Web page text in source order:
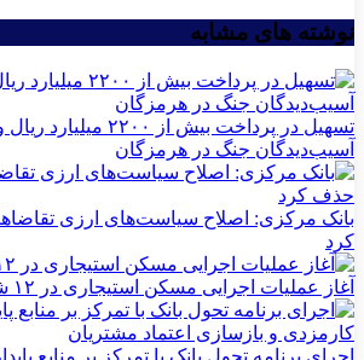
نوشته های مشابه
تسهیل در پرداخت بیش از
آسیب‌دیدگان جنگ در هرمزگان
بانک مرکزی: اصلاح سیاست‌های ارزی
کرد
آغاز عملیات اجرایی مسکن استیجاری در ۱۲ شهر جدید
اجرای برنامه تحول بانک با تمرکز بر منابع